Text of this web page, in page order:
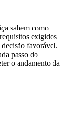
sabem como
exigidos
decisão favorável.
passo do
o andamento da